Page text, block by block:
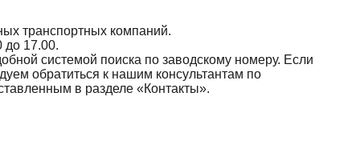
транспортных компаний.
до 17.00.
системой поиска по заводскому номеру. Если
обратиться к нашим консультантам по
в разделе «Контакты».